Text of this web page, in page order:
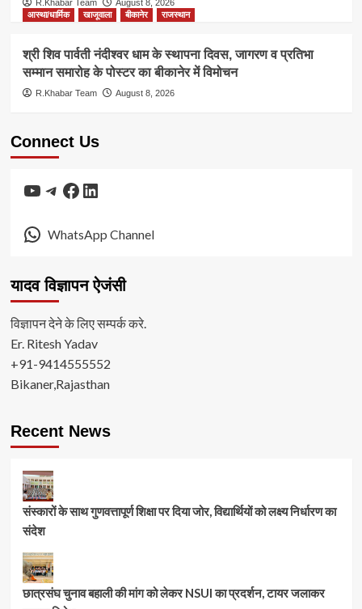
R.Khabar Team
August 8, 2026
आस्था/धार्मिक
खाजूवाला बीकानेर राजस्थान
श्री शिव पार्वती नंदीश्वर धाम के स्थापना दिवस, जागरण व प्रतिभा
सम्मान समारोह के पोस्टर का बीकानेर में विमोचन
R.Khabar Team August 8, 2026
Connect Us
YouTube
Telegram
Facebook
LinkedIn
WhatsApp Channel
यादव विज्ञापन ऐजंसी
विज्ञापन देने के लिए सम्पर्क करे.
Er. Ritesh Yadav
+91-9414555552
Bikaner,Rajasthan
Recent News
संस्कारों के साथ गुणवत्तापूर्ण शिक्षा पर दिया जोर, विद्यार्थियों को लक्ष्य निर्धारण का
संदेश
छात्रसंघ चुनाव बहाली की मांग को लेकर NSUI का प्रदर्शन, टायर जलाकर